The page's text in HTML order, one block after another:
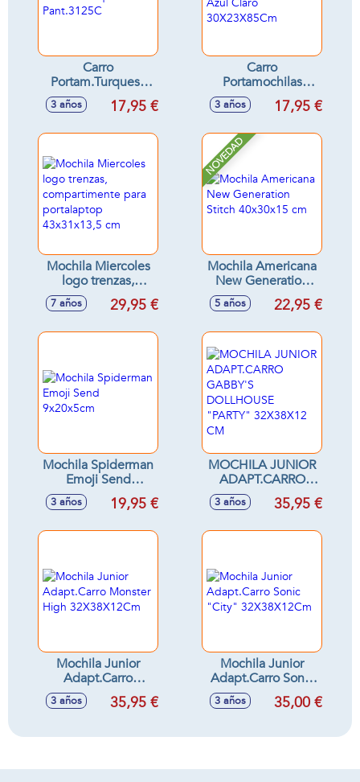
Carro
Portam.Turquesa
Pant.3125C
3 años 17,95 €
Carro
Portamochilas
Color Azul Claro
30X23X85Cm
3 años 17,95 €
Mochila Miercoles
logo trenzas,
compartimente
para portalaptop
7 años 29,95 €
NOVEDAD
Mochila Americana
New Generation
Stitch 40x30x15 cm
5 años 22,95 €
Mochila Spiderman
Emoji Send
9x20x5cm
3 años 19,95 €
MOCHILA JUNIOR
ADAPT.CARRO
GABBY'S
DOLLHOUSE
3 años 35,95 €
Mochila Junior
Adapt.Carro
Monster High
32X38X12Cm
3 años 35,95 €
Mochila Junior
Adapt.Carro Sonic
"City"
32X38X12Cm
3 años 35,00 €